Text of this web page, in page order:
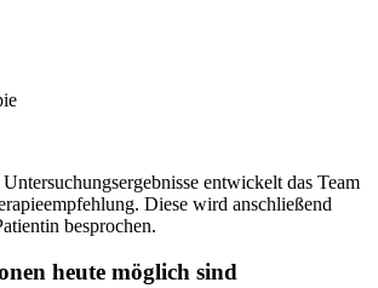
entwickelt das Team
Diese wird anschließend
besprochen.
heute möglich sind